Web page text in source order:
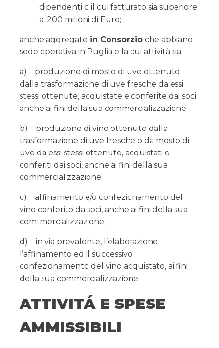
dipendenti o il cui fatturato sia superiore
ai 200 milioni di Euro;
anche aggregate in Consorzio che abbiano
sede operativa in Puglia e la cui attività sia:
a) produzione di mosto di uve ottenuto
dalla trasformazione di uve fresche da essi
stessi ottenute, acquistate e conferite dai soci,
anche ai fini della sua commercializzazione
b) produzione di vino ottenuto dalla
trasformazione di uve fresche o da mosto di
uve da essi stessi ottenute, acquistati o
conferiti dai soci, anche ai fini della sua
commercializzazione;
c) affinamento e/o confezionamento del
vino conferito da soci, anche ai fini della sua
com-mercializzazione;
d) in via prevalente, l’elaborazione
l’affinamento ed il successivo
confezionamento del vino acquistato, ai fini
della sua commercializzazione.
ATTIVITÁ E SPESE
AMMISSIBILI